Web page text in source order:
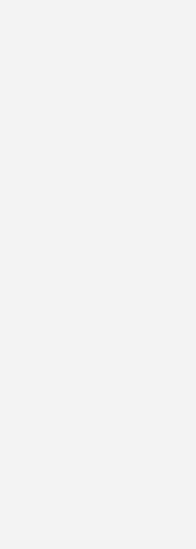
oder
Wir melden uns aus dem
die zwischen
Entwicklungen hin-